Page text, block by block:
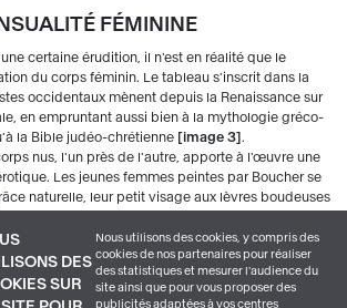
DES
SUR
Nous utilisons des cookies, y compris des
cookies de nos partenaires pour réaliser
des statistiques et mesurer l'audience du
site ainsi que pour vous proposer des
publicités adaptées à vos centres
FÉMININE
certaine érudition, il n'est en réalité que le
du corps féminin. Le tableau s'inscrit dans la
occidentaux mènent depuis la Renaissance sur
en empruntant aussi bien à la mythologie gréco-
la Bible judéo-chrétienne image 3 .
nus, l'un près de l'autre, apporte à l'œuvre une
Les jeunes femmes peintes par Boucher se
naturelle, leur petit visage aux lèvres boudeuses
ferme
dominent le tableau. Une lumière dorée et diffuse
abritées dans cet écrin de nature. Calme et
peinture destinée à la collection d'un amateur.
de la déesse détermine la structure du tableau :